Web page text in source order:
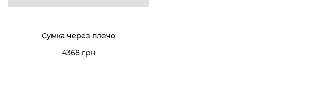
Сумка через плечо
4368 грн